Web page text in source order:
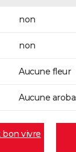
non
non
Aucune fleur
Aucune
bon vivre